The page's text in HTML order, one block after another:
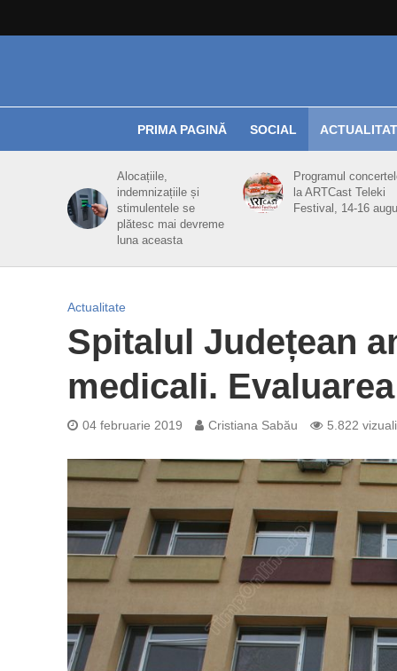
PRIMA PAGINĂ SOCIAL
Alocațiile,
indemnizațiile și
stimulentele se
plătesc mai devreme
luna aceasta
Programul
la ARTCast Teleki
Festival, 14-16
Actualitate
Spitalul Județean
medicali.
04 februarie 2019 Cristiana Sabău 5.822